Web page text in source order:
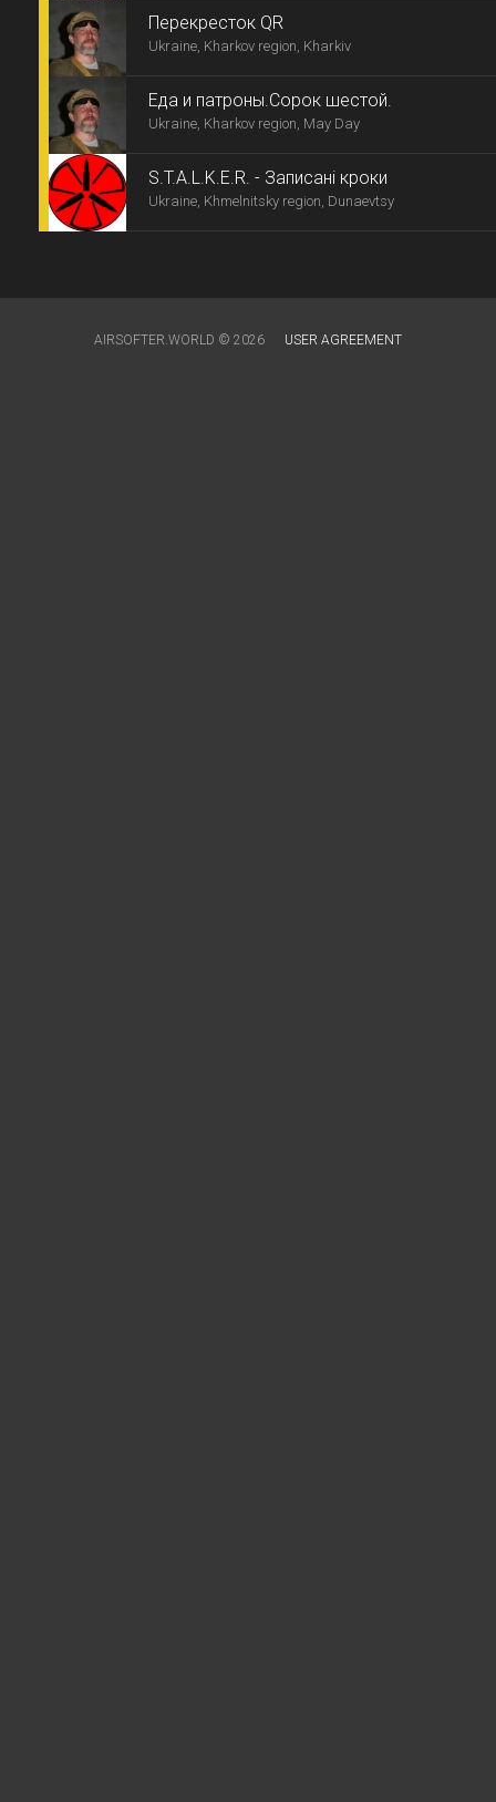
Перекресток QR
Ukraine, Kharkov region, Kharkiv
Еда и патроны.Сорок шестой.
Ukraine, Kharkov region, May Day
S.T.A.L.K.E.R. - Записані кроки
Ukraine, Khmelnitsky region, Dunaevtsy
AIRSOFTER.WORLD © 2026 USER AGREEMENT